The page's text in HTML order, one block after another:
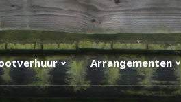
Arrangementen